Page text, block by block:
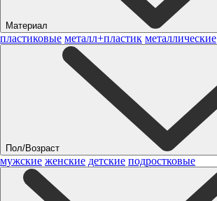
Материал
пластиковые металл+пластик металлические
Пол/Возраст
мужские женские детские подростковые